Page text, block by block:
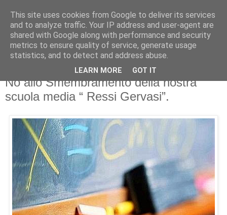
giovedì 3 aprile 2014
No allo Smembramento della nostra
scuola media “ Ressi Gervasi”.
This site uses cookies from Google to deliver its services
and to analyze traffic. Your IP address and user-agent are
shared with Google along with performance and security
metrics to ensure quality of service, generate usage
statistics, and to detect and address abuse.
LEARN MORE GOT IT